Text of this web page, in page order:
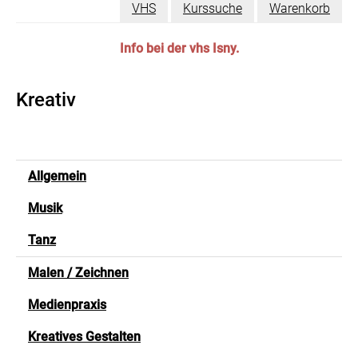
VHS Kurssuche Warenkorb
Info bei der vhs Isny.
Kreativ
Allgemein
Musik
Tanz
Malen / Zeichnen
Medienpraxis
Kreatives Gestalten